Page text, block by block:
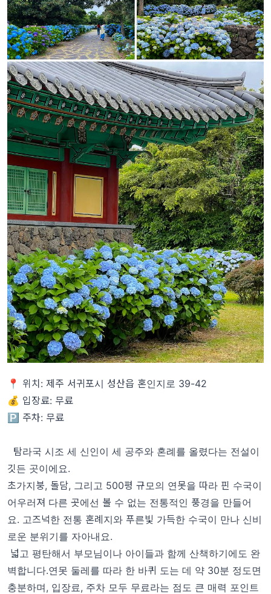
📍 위치: 제주 서귀포시 성산읍 혼인지로 39-42
💰 입장료: 무료
🅿️ 주차: 무료
탐라국 시조 세 신인이 세 공주와 혼례를 올렸다는 전설이
깃든 곳이에요.
초가지붕, 돌담, 그리고 500평 규모의 연못을 따라 핀 수국이
어우러져 다른 곳에선 볼 수 없는 전통적인 풍경을 만들어
요. 고즈넉한 전통 혼례지와 푸른빛 가득한 수국이 만나 신비
로운 분위기를 자아내요.
넓고 평탄해서 부모님이나 아이들과 함께 산책하기에도 완
벽합니다.연못 둘레를 따라 한 바퀴 도는 데 약 30분 정도면
충분하며, 입장료, 주차 모두 무료라는 점도 큰 매력 포인트